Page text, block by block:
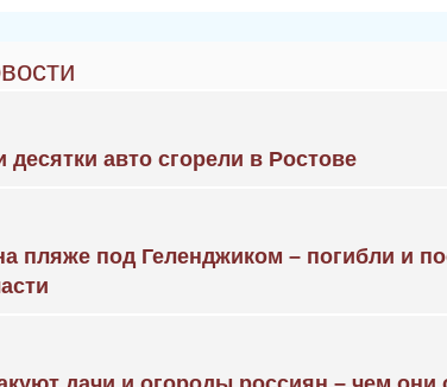
десятки авто сгорели в Ростове
пляже под Геленджиком – погибли и